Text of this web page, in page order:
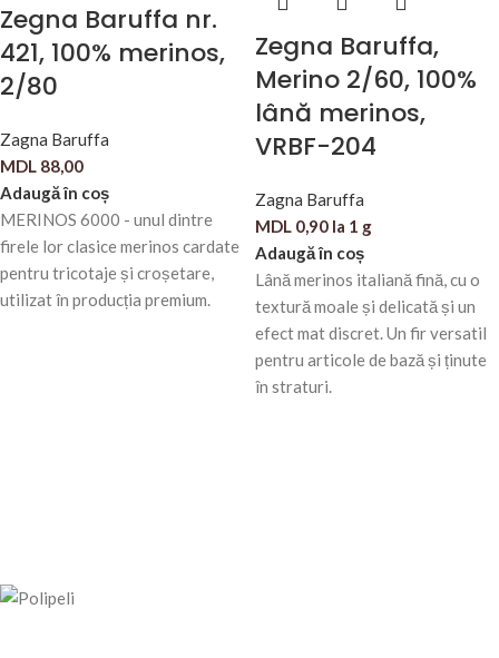
Zegna Baruffa nr.
421, 100% merinos,
2/80
Zagna Baruffa
MDL 88,00
Adaugă în coș
MERINOS 6000 - unul dintre
firele lor clasice merinos cardate
pentru tricotaje și croșetare,
utilizat în producția premium.
Zegna Baruffa,
Merino 2/60, 100%
lână merinos,
VRBF-204
Zagna Baruffa
MDL 0,90 la 1 g
Adaugă în coș
Lână merinos italiană fină, cu o
textură moale și delicată și un
efect mat discret. Un fir versatil
pentru articole de bază și ținute
în straturi.